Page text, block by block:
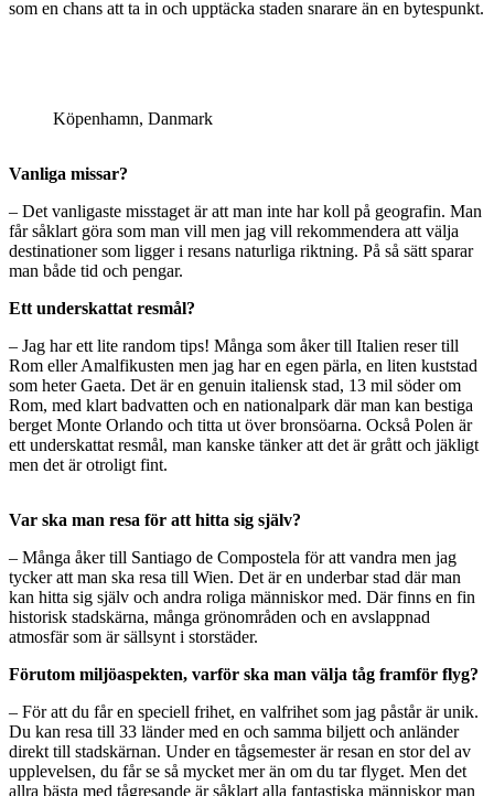
som en chans att ta in och upptäcka staden snarare än en bytespunkt.
Köpenhamn, Danmark
Vanliga missar?
– Det vanligaste misstaget är att man inte har koll på geografin. Man
får såklart göra som man vill men jag vill rekommendera att välja
destinationer som ligger i resans naturliga riktning. På så sätt sparar
man både tid och pengar.
Ett underskattat resmål?
– Jag har ett lite random tips! Många som åker till Italien reser till
Rom eller Amalfikusten men jag har en egen pärla, en liten kuststad
som heter Gaeta. Det är en genuin italiensk stad, 13 mil söder om
Rom, med klart badvatten och en nationalpark där man kan bestiga
berget Monte Orlando och titta ut över bronsöarna. Också Polen är
ett underskattat resmål, man kanske tänker att det är grått och jäkligt
men det är otroligt fint.
Var ska man resa för att hitta sig själv?
– Många åker till Santiago de Compostela för att vandra men jag
tycker att man ska resa till Wien. Det är en underbar stad där man
kan hitta sig själv och andra roliga människor med. Där finns en fin
historisk stadskärna, många grönområden och en avslappnad
atmosfär som är sällsynt i storstäder.
Förutom miljöaspekten, varför ska man välja tåg framför flyg?
– För att du får en speciell frihet, en valfrihet som jag påstår är unik.
Du kan resa till 33 länder med en och samma biljett och anländer
direkt till stadskärnan. Under en tågsemester är resan en stor del av
upplevelsen, du får se så mycket mer än om du tar flyget. Men det
allra bästa med tågresande är såklart alla fantastiska människor man